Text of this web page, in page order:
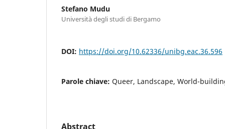
Stefano Mudu
Università degli studi di Bergamo
DOI: https://doi.org/10.62336/unibg.eac.36.596
Parole chiave: Queer, Landscape, World-
Abstract